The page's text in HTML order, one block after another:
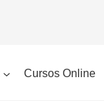
Cursos Online